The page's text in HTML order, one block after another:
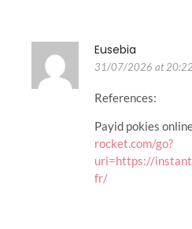
Eusebia
31/07/2026 at 20:22
References:
Payid pokies
rocket.com/go?
uri=https://
fr/